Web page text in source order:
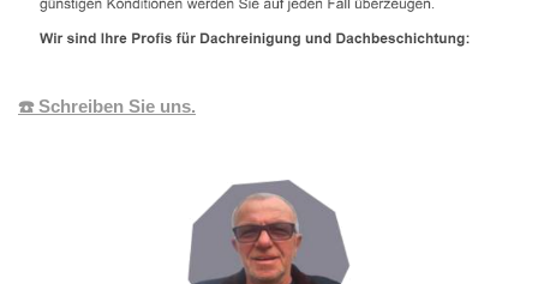
☎️ Schreiben Sie uns.